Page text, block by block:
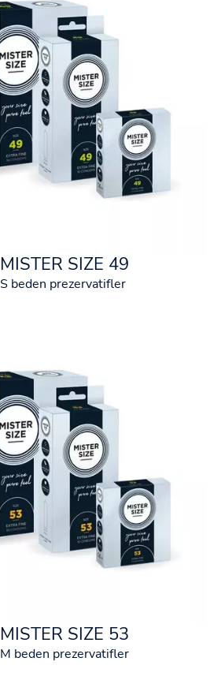
MISTER SIZE 49
S beden prezervatifler
MISTER SIZE 53
M beden prezervatifler